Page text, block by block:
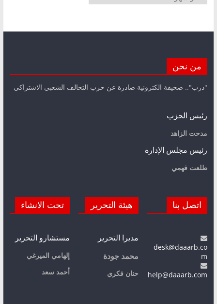
من نحن
"درب".. صحيفة الكترونية صادرة عن حزب التحالف الشعبي الاشتراكي
رئيس الحزب
مدحت الزاهد
رئيس مجلس الإدارة
طلعت فهمي
اتصل بنا
desk@daaarb.co
m
help@daaarb.com
هيئة التحرير
مديرا التحرير
محمد جودة
حنان فكري
تحت الانشاء
مستشارو التحرير
إلهامي الميرغي
أحمد سعد